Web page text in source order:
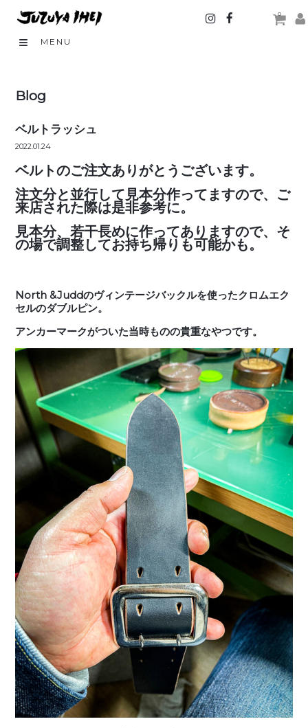
0
MENU
Blog
ベルトラッシュ
2022.01.24
ベルトのご注文ありがとうございます。
注文分と並行して見本分作ってますので、ご
来店された際は是非参考に。
見本分、若干長めに作ってありますので、そ
の場で調整してお持ち帰りも可能かも。
North &Juddのヴィンテージバックルを使ったクロムエク
セルのダブルピン。
アンカーマークがついた当時ものの貴重なやつです。